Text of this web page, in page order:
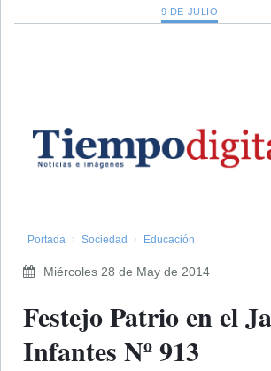
9 DE JULIO
Portada Sociedad Educación
Miércoles 28 de May de 2014
Festejo Patrio en el
Infantes Nº 913